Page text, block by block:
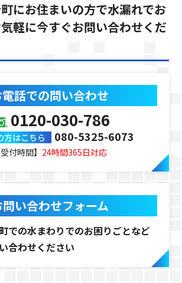
にお住まいの方で水漏れでお
軽に今すぐお問い合わせくだ
話での問い合わせ
0120-030-786
方はこちら 080-5325-6073
受付時間】 24時間365日対応
問い合わせフォーム
での水まわりでのお困りごとなど
合わせください